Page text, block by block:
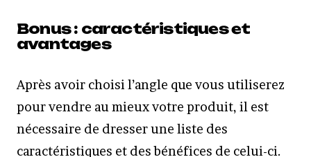
Bonus : caractéristiques et
avantages
Après avoir choisi l’angle que vous utiliserez
pour vendre au mieux votre produit, il est
nécessaire de dresser une liste des
caractéristiques et des bénéfices de celui-ci.